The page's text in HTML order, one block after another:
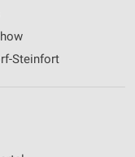
Steinfort